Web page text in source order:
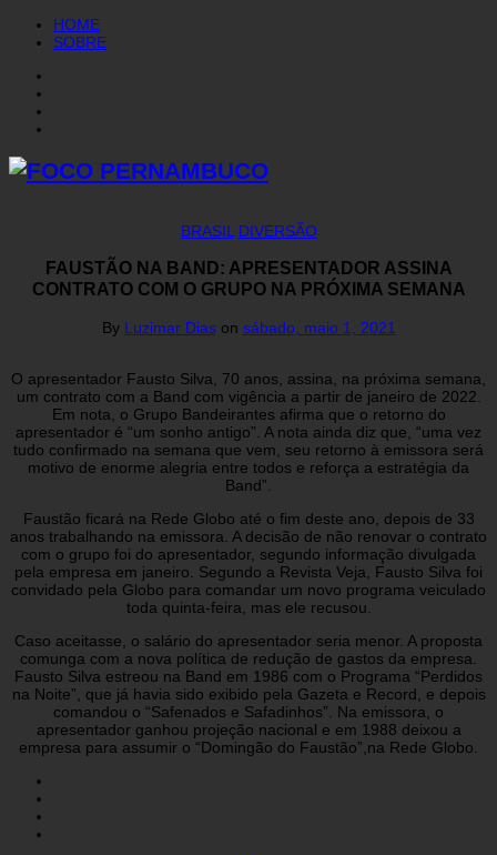
HOME
SOBRE
BRASIL DIVERSÃO
FAUSTÃO NA BAND: APRESENTADOR ASSINA
CONTRATO COM O GRUPO NA PRÓXIMA SEMANA
By Luzimar Dias on sábado, maio 1, 2021
O apresentador Fausto Silva, 70 anos, assina, na próxima semana,
um contrato com a Band com vigência a partir de janeiro de 2022.
Em nota, o Grupo Bandeirantes afirma que o retorno do
apresentador é “um sonho antigo”. A nota ainda diz que, “uma vez
tudo confirmado na semana que vem, seu retorno à emissora será
motivo de enorme alegria entre todos e reforça a estratégia da
Band”.
Faustão ficará na Rede Globo até o fim deste ano, depois de 33
anos trabalhando na emissora. A decisão de não renovar o contrato
com o grupo foi do apresentador, segundo informação divulgada
pela empresa em janeiro. Segundo a Revista Veja, Fausto Silva foi
convidado pela Globo para comandar um novo programa veiculado
toda quinta-feira, mas ele recusou.
Caso aceitasse, o salário do apresentador seria menor. A proposta
comunga com a nova política de redução de gastos da empresa.
Fausto Silva estreou na Band em 1986 com o Programa “Perdidos
na Noite”, que já havia sido exibido pela Gazeta e Record, e depois
comandou o “Safenados e Safadinhos”. Na emissora, o
apresentador ganhou projeção nacional e em 1988 deixou a
empresa para assumir o “Domingão do Faustão”,na Rede Globo.